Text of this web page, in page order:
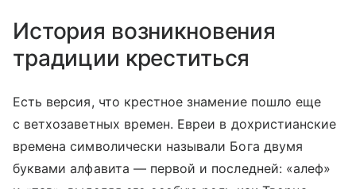
История возникновения
традиции креститься
Есть версия, что крестное знамение пошло еще
с ветхозаветных времен. Евреи в дохристианские
времена символически называли Бога двумя
буквами алфавита — первой и последней: «алеф»